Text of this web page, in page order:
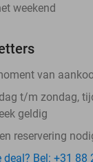
weekend
van
t/m zondag,
geldig
reservering
deal? Bel: +31 88